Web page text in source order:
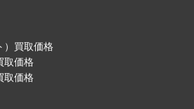
）買取価格
取価格
取価格